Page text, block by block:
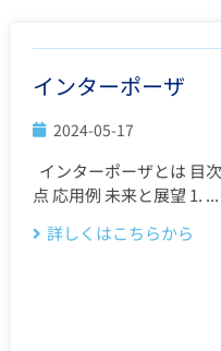
インターポーザ
2024-05-17
インターポーザとは 目
点 応用例 未来と展望 1. ...
詳しくはこちらから